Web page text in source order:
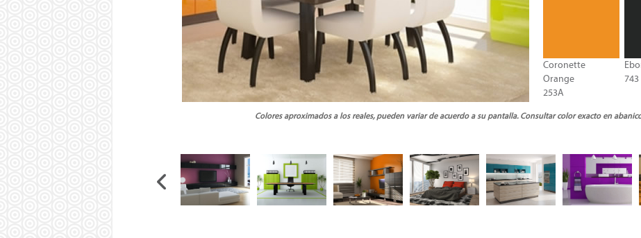
Coronette
Orange
253A
743
Colores aproximados a los reales, pueden variar de acuerdo a su pantalla. Consultar color exacto en